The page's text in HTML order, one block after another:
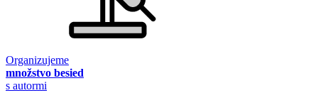
Organizujeme
množstvo besied
s autormi